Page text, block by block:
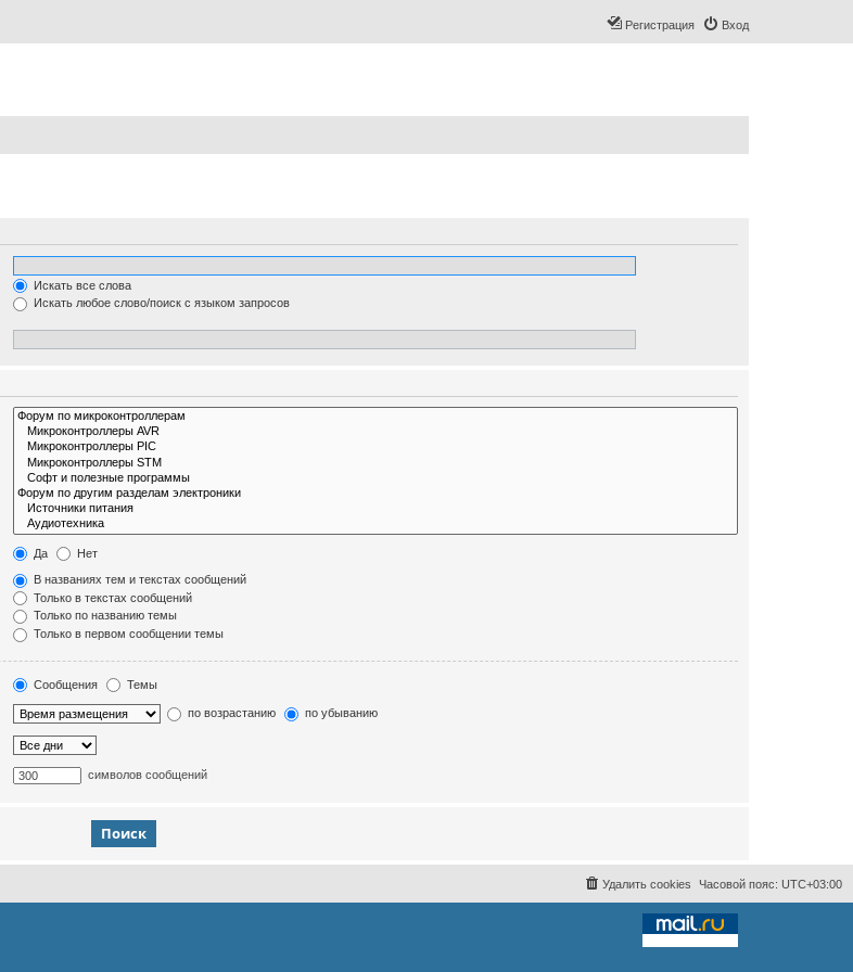
Вход
Регистрация
Искать все слова
Искать любое слово/поиск с языком запросов
Да Нет
В названиях тем и текстах сообщений
Только в текстах сообщений
Только по названию темы
Только в первом сообщении темы
Сообщения Темы
по возрастанию по убыванию
символов сообщений
Часовой пояс: UTC+03:00
Удалить cookies